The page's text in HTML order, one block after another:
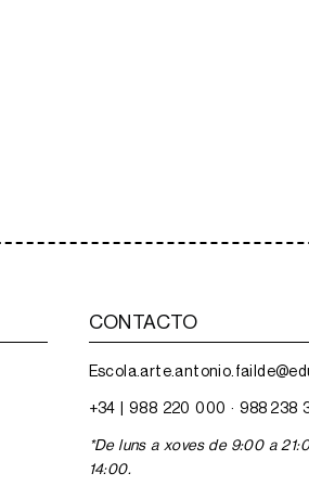
CONTACTO
+34 | 988 220 000 · 988 238
*De luns a xoves de 9:00 a
14:00.